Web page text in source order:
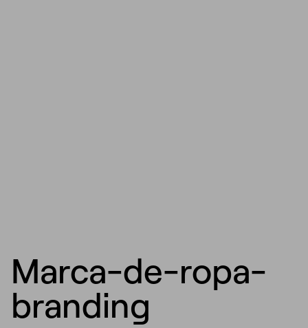
Marca-de-ropa-
branding